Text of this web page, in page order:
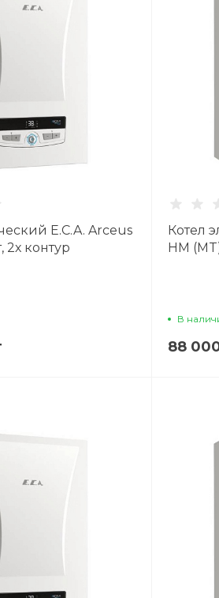
E.C.A. Arceus
2х контур
Котел
HM
В
88